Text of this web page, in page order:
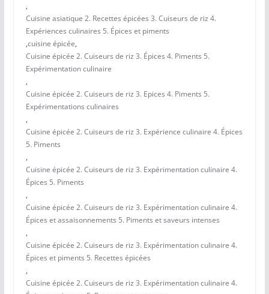
,
Cuisine asiatique 2. Recettes épicées 3. Cuiseurs de riz 4.
Expériences culinaires 5. Épices et piments
,cuisine épicée,
Cuisine épicée 2. Cuiseurs de riz 3. Épices 4. Piments 5.
Expérimentation culinaire
,
Cuisine épicée 2. Cuiseurs de riz 3. Epices 4. Piments 5.
Expérimentations culinaires
,
Cuisine épicée 2. Cuiseurs de riz 3. Expérience culinaire 4. Épices
5. Piments
,
Cuisine épicée 2. Cuiseurs de riz 3. Expérimentation culinaire 4.
Épices 5. Piments
,
Cuisine épicée 2. Cuiseurs de riz 3. Expérimentation culinaire 4.
Épices et assaisonnements 5. Piments et saveurs intenses
,
Cuisine épicée 2. Cuiseurs de riz 3. Expérimentation culinaire 4.
Épices et piments 5. Recettes épicées
,
Cuisine épicée 2. Cuiseurs de riz 3. Expérimentation culinaire 4.